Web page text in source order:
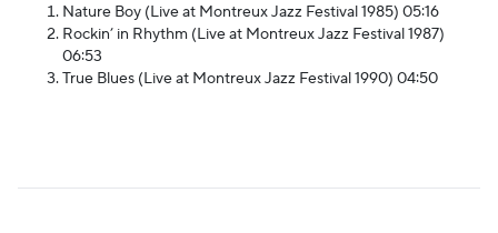
Nature Boy (Live at Montreux Jazz Festival 1985) 05:16
Rockin’ in Rhythm (Live at Montreux Jazz Festival 1987)
06:53
True Blues (Live at Montreux Jazz Festival 1990) 04:50